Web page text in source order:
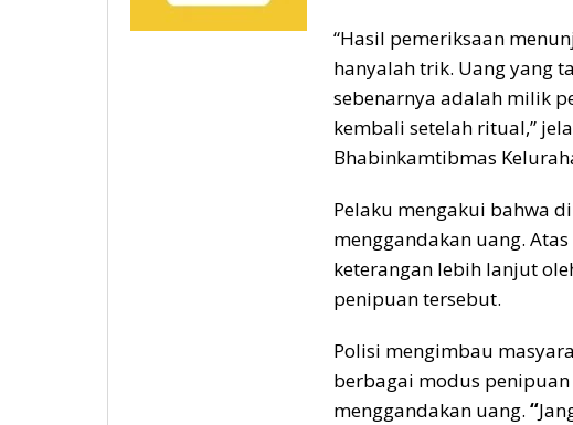
“Hasil pemeriksaan
hanyalah trik. Uang yang
sebenarnya adalah milik
kembali setelah ritual,”
Bhabinkamtibmas
Pelaku mengakui bahwa
menggandakan uang.
keterangan lebih lanjut
penipuan tersebut.
Polisi mengimbau
berbagai modus
menggandakan uang. “